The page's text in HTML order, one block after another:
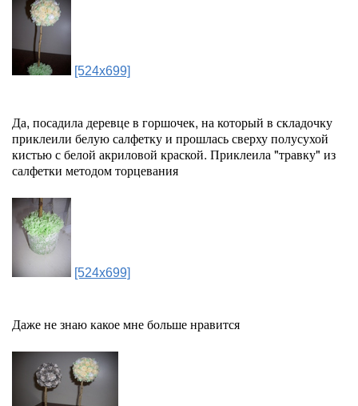
[524x699]
Да, посадила деревце в горшочек, на который в складочку
приклеили белую салфетку и прошлась сверху полусухой
кистью с белой акриловой краской. Приклеила "травку" из
салфетки методом торцевания
[524x699]
Даже не знаю какое мне больше нравится